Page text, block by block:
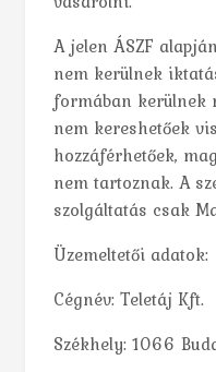
A jelen ÁSZF
nem kerülnek
formában kerülnek
nem kereshetőek
hozzáférhetőek,
nem tartoznak. A
szolgáltatás csak
Üzemeltetői adatok:
Cégnév: Teletáj Kft.
Székhely: 1066